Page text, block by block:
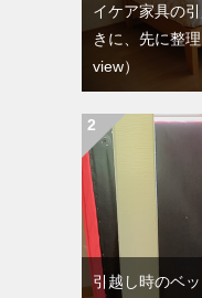
イケア家具の
きに、先に整
view）
引越し時のベ